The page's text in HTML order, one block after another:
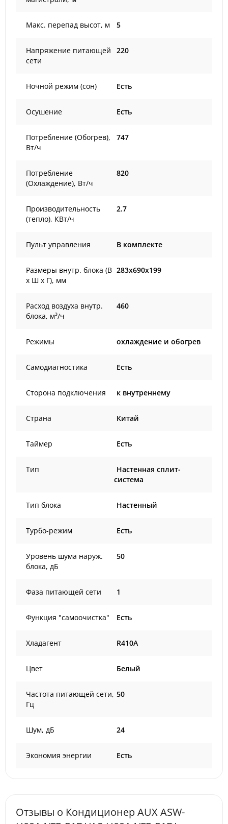
Макс. перепад высот, м 5
Напряжение питающей
сети
220
Ночной режим (сон) Есть
Осушение Есть
Потребление (Обогрев),
Вт/ч
747
Потребление
(Охлаждение), Вт/ч
820
Производительность
(тепло), КВт/ч
2.7
Пульт управления В комплекте
Размеры внутр. блока (В
х Ш х Г), мм
283x690x199
Расход воздуха внутр.
блока, м³/ч
460
Режимы охлаждение и обогрев
Самодиагностика Есть
Сторона подключения к внутреннему
Страна Китай
Таймер Есть
Тип
Настенная сплит-
система
Тип блока Настенный
Турбо-режим Есть
Уровень шума наруж.
блока, дБ
50
Фаза питающей сети 1
Функция "самоочистка" Есть
Хладагент R410A
Цвет Белый
Частота питающей сети,
Гц
50
Шум, дБ 24
Экономия энергии Есть
Отзывы о Кондиционер AUX ASW-